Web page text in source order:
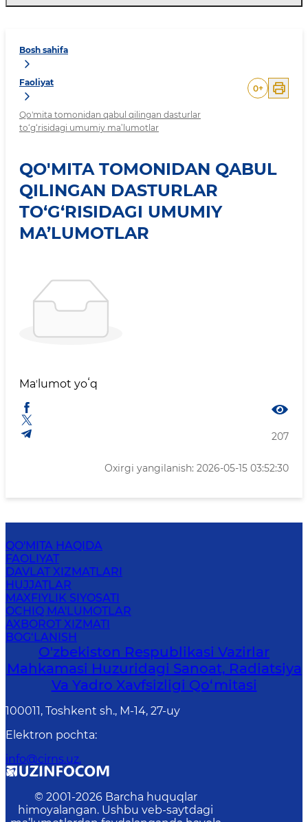
Bosh sahifa
Faoliyat
Qo'mita tomonidan qabul qilingan dasturlar
to‘g‘risidagi umumiy ma’lumotlar
0+
QO'MITA TOMONIDAN QABUL
QILINGAN DASTURLAR
TO‘G‘RISIDAGI UMUMIY
MA’LUMOTLAR
Maʼlumot yoʻq
207
Oxirgi yangilanish: 2026-05-15 03:52:30
QO'MITA HAQIDA
FAOLIYAT
DAVLAT XIZMATLARI
HUJJATLAR
MAXFIYLIK SIYOSATI
OCHIQ MA'LUMOTLAR
AXBOROT XIZMATI
BOG‘LANISH
O'zbekiston Respublikasi Vazirlar
Mahkamasi Huzuridagi Sanoat, Radiatsiya
Va Yadro Xavfsizligi Qo‘mitasi
100011, Toshkent sh., М-14, 27-uy
Elektron pochta:
info@cirns.uz.
© 2001-2026 Barcha huquqlar
himoyalangan. Ushbu veb-saytdagi